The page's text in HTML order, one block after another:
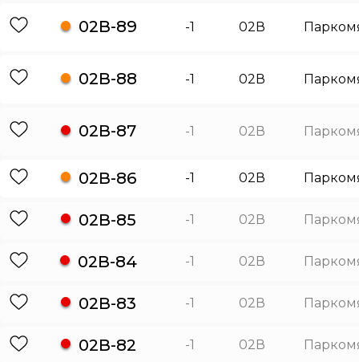
02В-89 -1 02В
02В-88 -1 02В
02В-87 -1 02В
02В-86 -1 02В
02В-85 -1 02В
02В-84 -1 02В
02В-83 -1 02В
02В-82 -1 02В